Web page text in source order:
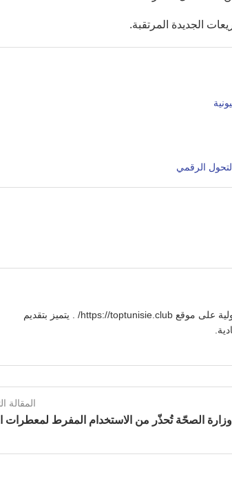
الجديدة المرتقبة.
يوسف بنعلي صحفي تونسي يقدم تغطية شاملة للأخبار المحلية والدولية على موقع https://toptunisie.club/ . يتميز بتقديم
المقالة
وزارة الصحّة تُحذّر من الاستخدام المفرط لمعطرات